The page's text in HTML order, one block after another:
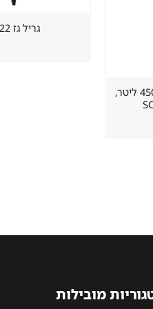
מקרר שתייה שחור עומד דלת זכוכית 450 ליטר,
גריל גז ⁦COLEMAN G36322⁩
מובילות